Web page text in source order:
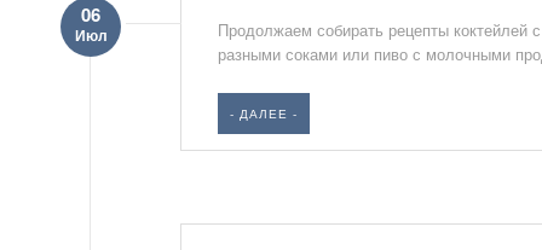
06
Июл
Продолжаем собирать рецепты коктейлей
разными соками или пиво с молочными
- ДАЛЕЕ -